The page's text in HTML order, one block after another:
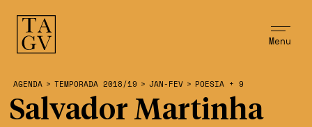
Menu
AGENDA > TEMPORADA 2018/19 > JAN-FEV > POESIA + 9
Salvador Martinha